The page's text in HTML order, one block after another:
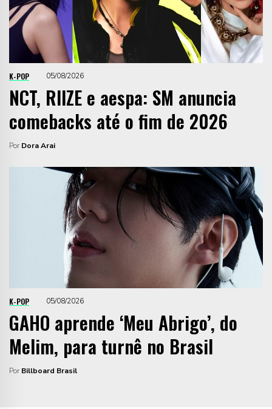
K-POP 05/08/2026
NCT, RIIZE e aespa: SM anuncia
comebacks até o fim de 2026
Por Dora Arai
K-POP 05/08/2026
GAHO aprende ‘Meu Abrigo’, do
Melim, para turnê no Brasil
Por Billboard Brasil